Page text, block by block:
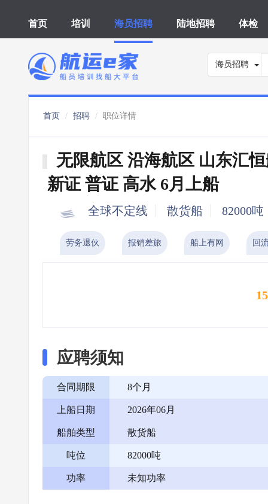
首页 培训 海员招聘 陆地招聘 体检
海员招聘
首页 招聘 职位详情
无限航区 沿海航区 山东汇
新证 普证 高水 6月上船
全球不定线 散货船 82000吨
劳务退伙 报销差旅 船上有网 回
应聘须知
合同期限 8个月
上船日期 2026年06月
船舶类型 散货船
吨位 82000吨
功率 未知功率